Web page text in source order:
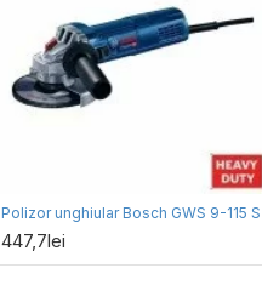
Polizor unghiular Bosch GWS 9-115 S
447,7lei